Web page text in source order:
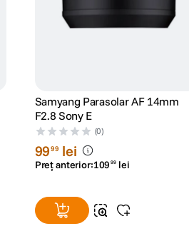
Samyang Parasolar AF 14mm
F2.8 Sony E
(0)
9999 lei
Preț anterior:109 99 lei